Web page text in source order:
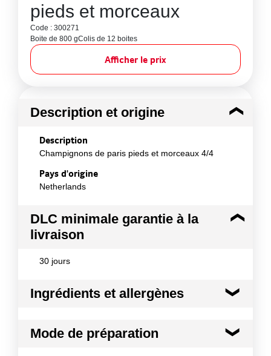
pieds et morceaux
Code : 300271
Boite de 800 gColis de 12 boites
Afficher le prix
Description et origine
Description
Champignons de paris pieds et morceaux 4/4
Pays d'origine
Netherlands
DLC minimale garantie à la
livraison
30 jours
Ingrédients et allergènes
Champignons, eau, sel, acidifiant E330, antioxydant
Mode de préparation